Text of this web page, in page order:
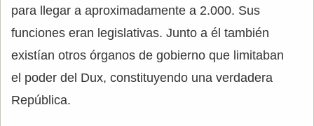
para llegar a aproximadamente a 2.000. Sus
funciones eran legislativas. Junto a él también
existían otros órganos de gobierno que limitaban
el poder del Dux, constituyendo una verdadera
República.